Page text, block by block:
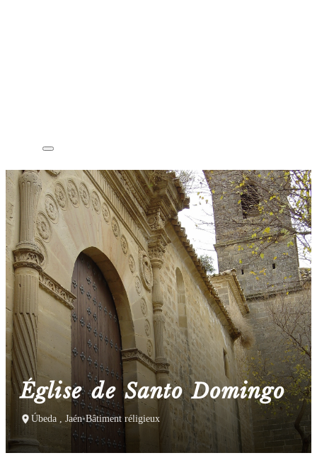
Église de Santo Domingo
Úbeda , Jaén•Bâtiment réligieux